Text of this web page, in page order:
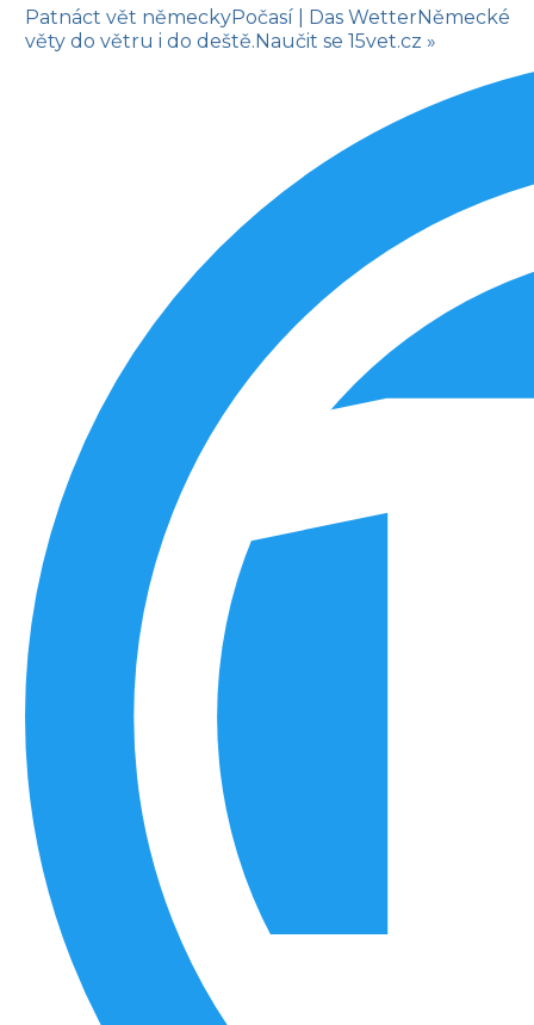
Patnáct vět německyPočasí | Das WetterNěmecké
věty do větru i do deště.Naučit se 15vet.cz »